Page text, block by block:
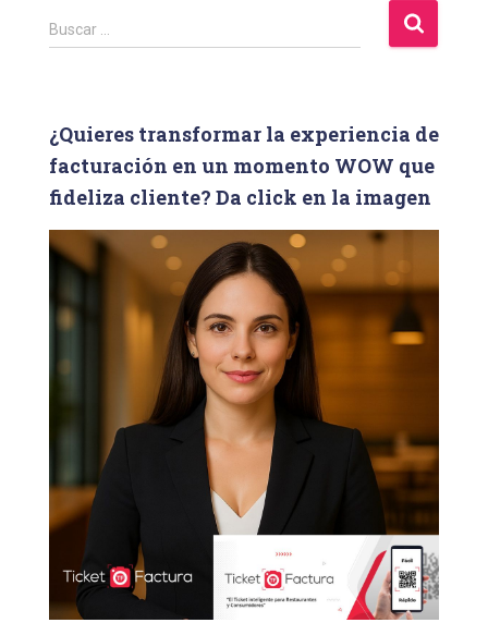
B
u
r
:
Buscar …
¿Quieres transformar la experiencia de
facturación en un momento WOW que
fideliza cliente? Da click en la imagen